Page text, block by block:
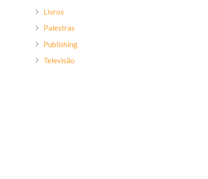
Livros
Palestras
Publishing
Televisão